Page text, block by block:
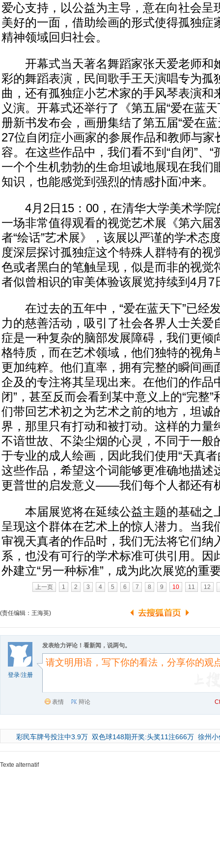
爱心支持，以公益为主导，意在向社会呈
美好的一面，借助绘画的形式使得孤独症
精神领域回归社会。
开幕式当天著名舞蹈家张天爱老师和
彩的舞蹈表演，民间歌手王天演唱专为孤
曲，还有孤独症小艺术家的手风琴表演和
义演。开幕式还举行了《第五届“爱在蓝
册新书发布会，画册集结了第五届“爱在
27位自闭症小画家的参展作品和教师与家
容。在这些作品中，我们看不到“自闭”、“
一个个生机勃勃的生命坦诚地展现在我们
知识，也能感觉到强烈的情感扑面冲来。
4月2日15：00，在清华大学美术学院
一场非常值得观看的视觉艺术展《第六届
者“绘话”艺术展》，该展以严谨的学术态
度深层探讨孤独症这个特殊人群特有的视
色或者黑白的笔触呈现，似是而非的视觉
者似曾相识的审美体验该展览持续到4月7
在过去的五年中，“爱在蓝天下”已经
力的慈善活动，吸引了社会各界人士关爱
症是一种复杂的脑部发展障碍，我们更倾
格特质，而在艺术领域，他们独特的视角
更加纯粹。他们直率，拥有完整的瞬间画
企及的专注将其呈现出来。在他们的作品
闭”，甚至反而会看到某中意义上的“完整”
们带回艺术初之为艺术之前的地方，坦诚
界，那里只有打动和被打动。这样的力量
不谙世故、不染尘烟的心灵，不同于一般
于专业的成人绘画，因此我们使用“天真
这些作品，希望这个词能够更准确地描述
更普世的启发意义――我们每个人都还有
本届展览将在延续公益主题的基础之
呈现这个群体在艺术上的惊人潜力。当我
审视天真者的作品时，我们无法将它们纳
系，也没有可行的学术标准可供引用。因
外建立“另一种标准”，成为此次展览的重
上一页 1 2 3 4 5 6 7 8 9 10 11 12
(责任编辑：王海英)
登录/注册
发表给力评论！看新闻，说两句。
表情 辩论
彩民车牌号投注中3.9万 双色球148期开奖:头奖11注666万 徐州
Texte alternatif